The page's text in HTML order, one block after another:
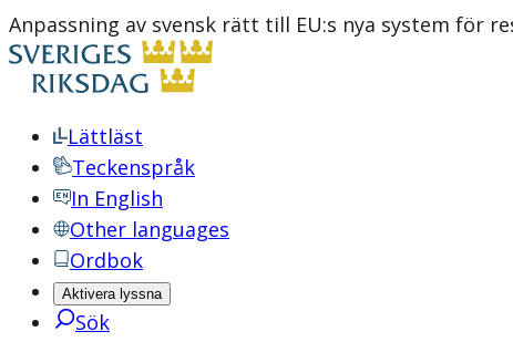
Anpassning av svensk rätt till EU:s nya system för
Lättläst
Teckenspråk
In English
Other languages
Ordbok
Aktivera lyssna
Sök